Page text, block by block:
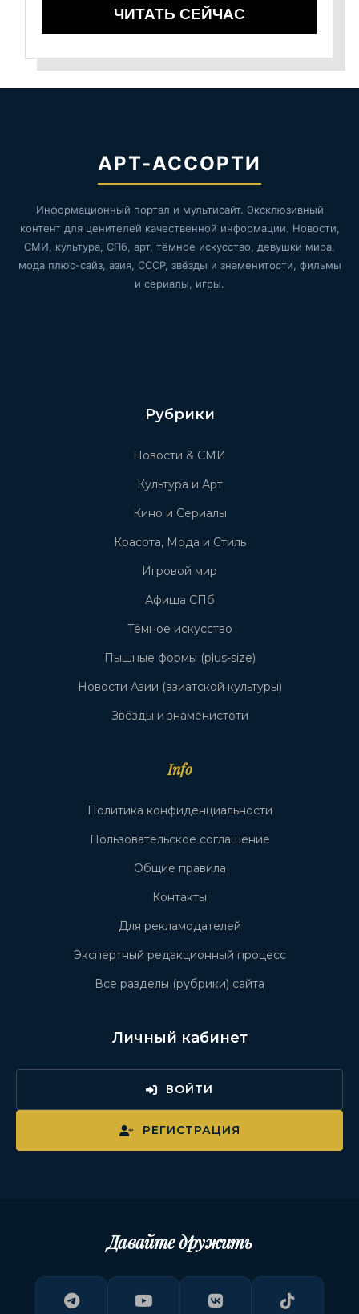
ЧИТАТЬ СЕЙЧАС
АРТ-АССОРТИ
Информационный портал и мультисайт. Эксклюзивный
контент для ценителей качественной информации. Новости,
СМИ, культура, СПб, арт, тёмное искусство, девушки мира,
мода плюс-сайз, азия, СССР, звёзды и знаменитости, фильмы
и сериалы, игры.
Рубрики
Новости & СМИ
Культура и Арт
Кино и Сериалы
Красота, Мода и Стиль
Игровой мир
Афиша СПб
Тёмное искусство
Пышные формы (plus-size)
Новости Азии (азиатской культуры)
Звёзды и знаменистоти
Info
Политика конфиденциальности
Пользовательское соглашение
Общие правила
Контакты
Для рекламодателей
Экспертный редакционный процесс
Все разделы (рубрики) сайта
Личный кабинет
ВОЙТИ
РЕГИСТРАЦИЯ
Давайте дружить